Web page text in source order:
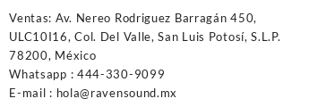
Ventas: Av. Nereo Rodriguez Barragán 450,
ULC10I16, Col. Del Valle, San Luis Potosí, S.L.P.
78200, México
Whatsapp : 444-330-9099
E-mail : hola@ravensound.mx